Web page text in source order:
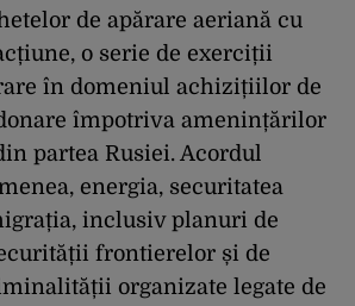
de apărare aeriană cu
o serie de exerciții
în domeniul achizițiilor de
împotriva amenințărilor
partea Rusiei. Acordul
energia, securitatea
inclusiv planuri de
frontierelor și de
organizate legate de